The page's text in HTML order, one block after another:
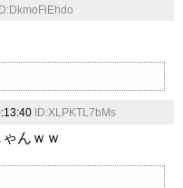
ID:DkmoFiEhdo
ID:XLPKTL7bMs
んｗｗ